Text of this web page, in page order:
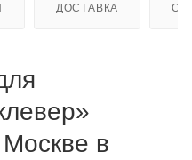
ДОСТАВКА
в